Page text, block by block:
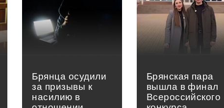
Брянца осудили
за призывы к
насилию в
Брянская пара
вышла в финал
Всероссийского